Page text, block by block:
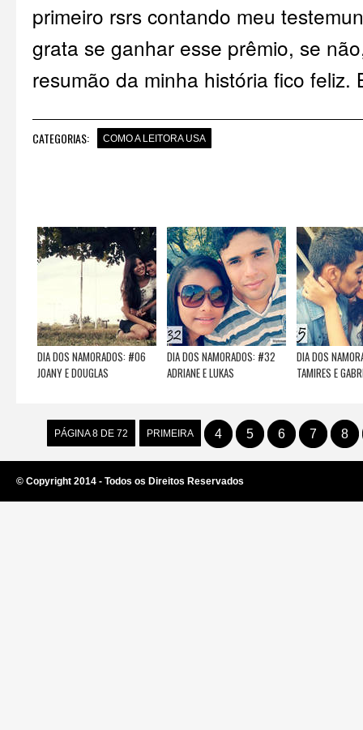
primeiro rsrs contando meu
grata se ganhar esse prêmio, se
resumão da minha história fico feliz.
CATEGORIAS: COMO A LEITORA USA
DIA DOS NAMORADOS: #06
JOANY E DOUGLAS
DIA DOS NAMORADOS: #32
ADRIANE E LUKAS
DIA DOS
TAMIRES E
PÁGINA 8 DE 72 PRIMEIRA 4 5 6 7 8
© Copyright 2014 - Todos os Direitos Reservados